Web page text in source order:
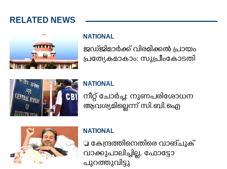
RELATED NEWS
NATIONAL
ജഡ്‌ജിമാർക്ക് വിരമിക്കൽ പ്രായം
പ്രത്യേകമാകാം: സുപ്രീംകോടതി
NATIONAL
നീറ്റ് ചോർച്ച: നുണപരിശോധന
ആവശ്യമില്ലെന്ന് സി.ബി.ഐ
NATIONAL
 കേന്ദ്രത്തിനെതിരെ വാങ്‌ചുക്
വാക്കുപാലിച്ചില്ല, ഫോട്ടോ
പുറത്തുവിട്ടു